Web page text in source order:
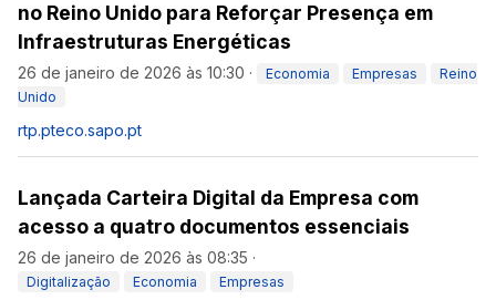
no Reino Unido para Reforçar Presença em
Infraestruturas Energéticas
26 de janeiro de 2026 às 10:30 · Economia Empresas
Reino
Unido
rtp.pteco.sapo.pt
Lançada Carteira Digital da Empresa com
acesso a quatro documentos essenciais
26 de janeiro de 2026 às 08:35 ·
Digitalização Economia Empresas